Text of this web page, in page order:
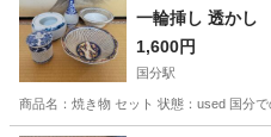
一輪挿し 透かし
1,600円
国分駅
商品名：焼き物 セット 状態：used 国分